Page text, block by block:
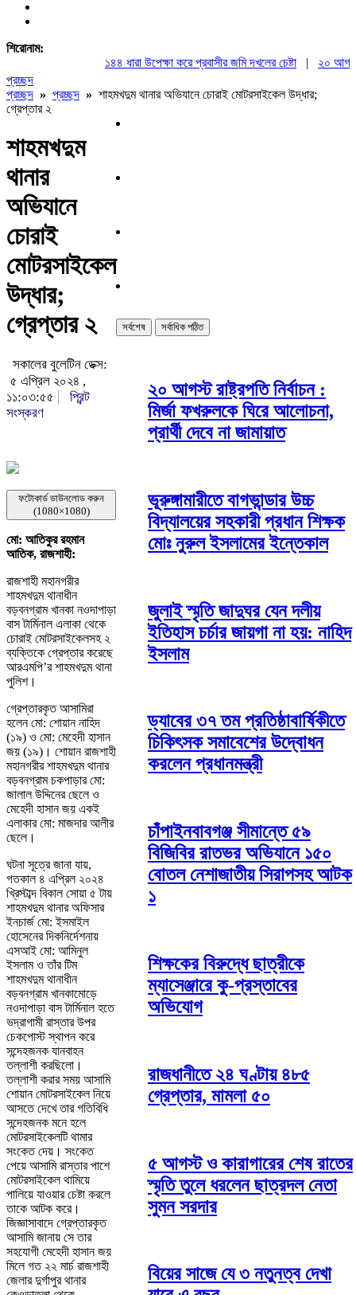
শিরোনাম:
১৪৪ ধারা উপেক্ষা করে প্রবাসীর জমি দখলের চেষ্টা| ২০ আগস্ট
প্রচ্ছদ
প্রচ্ছদ » প্রচ্ছদ » শাহমখদুম থানার অভিযানে চোরাই মোটরসাইকেল উদ্ধার;
গ্রেপ্তার ২
শাহমখদুম
থানার
অভিযানে
চোরাই
মোটরসাইকেল
উদ্ধার;
গ্রেপ্তার ২
সকালের বুলেটিন ডেক্স:
৫ এপ্রিল ২০২৪ ,
১১:০৩:৫৫
প্রিন্ট
সংস্করণ
ফটোকার্ড ডাউনলোড করুন
(1080×1080)
মো: আতিকুর রহমান
আতিক, রাজশাহী:
রাজশাহী মহানগরীর
শাহমখদুম থানাধীন
বড়বনগ্রাম খানকা নওদাপাড়া
বাস টার্মিনাল এলাকা থেকে
চোরাই মোটরসাইকেলসহ ২
ব্যক্তিকে গ্রেপ্তার করেছে
আরএমপি’র শাহমখদুম থানা
পুলিশ।
গ্রেপ্তারকৃত আসামিরা
হলেন মো: শোয়ান নাহিদ
(১৯) ও মো: মেহেদী হাসান
জয় (১৯)। শোয়ান রাজশাহী
মহানগরীর শাহমখদুম থানার
বড়বনগ্রাম চকপাড়ার মো:
জালাল উদ্দিনের ছেলে ও
মেহেদী হাসান জয় একই
এলাকার মো: মাজদার আলীর
ছেলে।
ঘটনা সূত্রে জানা যায়,
গতকাল ৪ এপ্রিল ২০২৪
খ্রিস্টাব্দ বিকাল সোয়া ৫ টায়
শাহমখদুম থানার অফিসার
ইনচার্জ মো: ইসমাইল
হোসেনের দিকনির্দেশনায়
এসআই মো: আমিনুল
ইসলাম ও তাঁর টিম
শাহমখদুম থানাধীন
বড়বনগ্রাম খানকামোড়ে
নওদাপাড়া বাস টার্মিনাল হতে
ভদ্রাগামী রাস্তার উপর
চেকপোস্ট স্থাপন করে
সন্দেহজনক যানবাহন
তল্লাশী করছিলো।
তল্লাশী করার সময় আসামি
শোয়ান মোটরসাইকেল নিয়ে
আসতে দেখে তার গতিবিধি
সন্দেহজনক মনে হলে
মোটরসাইকেলটি থামার
সংকেত দেয়। সংকেত
পেয়ে আসামি রাস্তার পাশে
মোটরসাইকেল থামিয়ে
পালিয়ে যাওয়ার চেষ্টা করলে
তাকে আটক করে।
জিজ্ঞাসাবাদে গ্রেপ্তারকৃত
আসামি জানায় সে তার
সহযোগী মেহেদী হাসান জয়
মিলে গত ২২ মার্চ রাজশাহী
জেলার দুর্গাপুর থানার
সর্বশেষ সর্বাধিক পঠিত
২০ আগস্ট রাষ্ট্রপতি নির্বাচন :
মির্জা ফখরুলকে ঘিরে আলোচনা,
প্রার্থী দেবে না জামায়াত
ভূরুঙ্গামারীতে বাগভান্ডার উচ্চ
বিদ্যালয়ের সহকারী প্রধান শিক্ষক
মোঃ নুরুল ইসলামের ইন্তেকাল
জুলাই স্মৃতি জাদুঘর যেন দলীয়
ইতিহাস চর্চার জায়গা না হয়: নাহিদ
ইসলাম
ড্যাবের ৩৭ তম প্রতিষ্ঠাবার্ষিকীতে
চিকিৎসক সমাবেশের উদ্বোধন
করলেন প্রধানমন্ত্রী
চাঁপাইনবাবগঞ্জ সীমান্তে ৫৯
বিজিবির রাতভর অভিযানে ১৫০
বোতল নেশাজাতীয় সিরাপসহ আটক
১
শিক্ষকের বিরুদ্ধে ছাত্রীকে
ম্যাসেঞ্জারে কু-প্রস্তাবের
অভিযোগ
রাজধানীতে ২৪ ঘণ্টায় ৪৮৫
গ্রেপ্তার, মামলা ৫০
৫ আগস্ট ও কারাগারের শেষ রাতের
স্মৃতি তুলে ধরলেন ছাত্রদল নেতা
সুমন সরদার
বিয়ের সাজে যে ৩ নতুনত্ব দেখা